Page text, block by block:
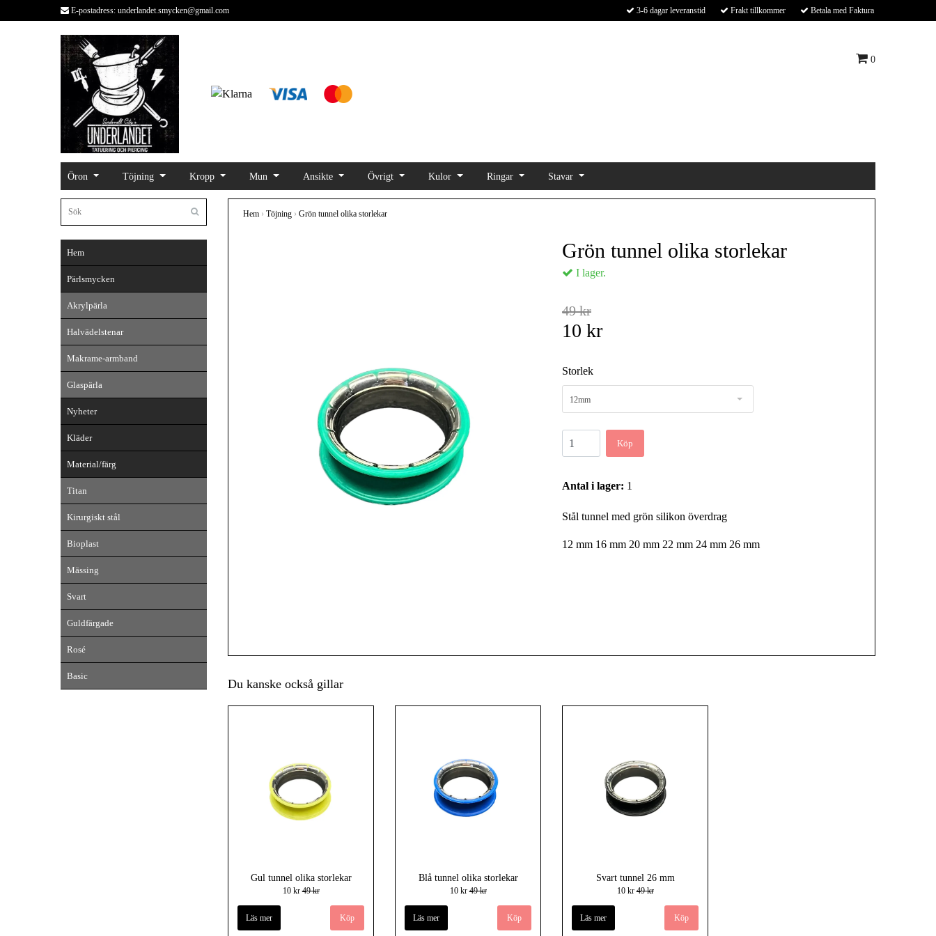
E-postadress: underlandet.smycken@gmail.com 3-6 dagar leveranstid Frakt tillkommer Betala med Faktura
0
Öron Töjning Kropp Mun Ansikte Övrigt Kulor Ringar Stavar
Hem
Pärlsmycken
Akrylpärla
Halvädelstenar
Makrame-armband
Glaspärla
Nyheter
Kläder
Material/färg
Titan
Kirurgiskt stål
Bioplast
Mässing
Svart
Guldfärgade
Rosé
Basic
Hem › Töjning › Grön tunnel olika storlekar
Grön tunnel olika storlekar
I lager.
49 kr
10 kr
Storlek
12mm
Köp
Antal i lager: 1
Stål tunnel med grön silikon överdrag
12 mm 16 mm 20 mm 22 mm 24 mm 26 mm
Du kanske också gillar
Gul tunnel olika storlekar
10 kr49 kr
Läs mer Köp
Blå tunnel olika storlekar
10 kr49 kr
Läs mer Köp
Svart tunnel 26 mm
10 kr49 kr
Läs mer